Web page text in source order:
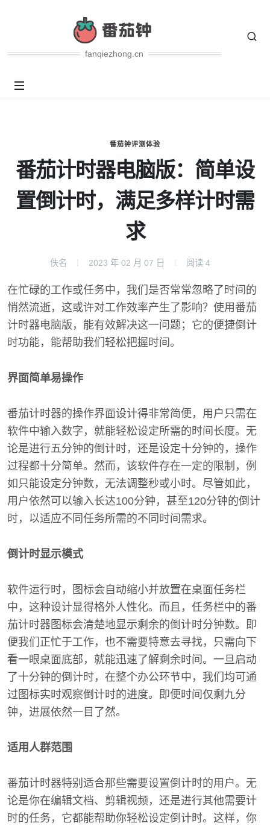
fanqiezhong.cn
番茄钟评测体验
番茄计时器电脑版：简单设
置倒计时，满足多样计时需
求
佚名 2023 年 02 月 07 日 阅读 4
在忙碌的工作或任务中，我们是否常常忽略了时间的
悄然流逝，这或许对工作效率产生了影响？使用番茄
计时器电脑版，能有效解决这一问题；它的便捷倒计
时功能，能帮助我们轻松把握时间。
界面简单易操作
番茄计时器的操作界面设计得非常简便，用户只需在
软件中输入数字，就能轻松设定所需的时间长度。无
论是进行五分钟的倒计时，还是设定十分钟的，操作
过程都十分简单。然而，该软件存在一定的限制，例
如只能设定分钟数，无法调整秒或小时。尽管如此，
用户依然可以输入长达100分钟，甚至120分钟的倒计
时，以适应不同任务所需的不同时间需求。
倒计时显示模式
软件运行时，图标会自动缩小并放置在桌面任务栏
中，这种设计显得格外人性化。而且，任务栏中的番
茄计时器图标会清楚地显示剩余的倒计时分钟数。即
便我们正忙于工作，也不需要特意去寻找，只需向下
看一眼桌面底部，就能迅速了解剩余时间。一旦启动
了十分钟的倒计时，在整个办公环节中，我们均可通
过图标实时观察倒计时的进度。即便时间仅剩九分
钟，进展依然一目了然。
适用人群范围
番茄计时器特别适合那些需要设置倒计时的用户。无
论是你在编辑文档、剪辑视频，还是进行其他需要计
时的任务，它都能帮助你轻松设定倒计时。这样，你